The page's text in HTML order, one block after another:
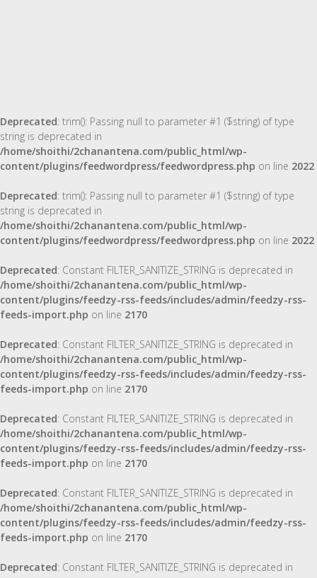
Deprecated: trim(): Passing null to parameter #1 ($string) of type
string is deprecated in
/home/shoithi/2chanantena.com/public_html/wp-
content/plugins/feedwordpress/feedwordpress.php on line 2022
Deprecated: trim(): Passing null to parameter #1 ($string) of type
string is deprecated in
/home/shoithi/2chanantena.com/public_html/wp-
content/plugins/feedwordpress/feedwordpress.php on line 2022
Deprecated: Constant FILTER_SANITIZE_STRING is deprecated in
/home/shoithi/2chanantena.com/public_html/wp-
content/plugins/feedzy-rss-feeds/includes/admin/feedzy-rss-
feeds-import.php on line 2170
Deprecated: Constant FILTER_SANITIZE_STRING is deprecated in
/home/shoithi/2chanantena.com/public_html/wp-
content/plugins/feedzy-rss-feeds/includes/admin/feedzy-rss-
feeds-import.php on line 2170
Deprecated: Constant FILTER_SANITIZE_STRING is deprecated in
/home/shoithi/2chanantena.com/public_html/wp-
content/plugins/feedzy-rss-feeds/includes/admin/feedzy-rss-
feeds-import.php on line 2170
Deprecated: Constant FILTER_SANITIZE_STRING is deprecated in
/home/shoithi/2chanantena.com/public_html/wp-
content/plugins/feedzy-rss-feeds/includes/admin/feedzy-rss-
feeds-import.php on line 2170
Deprecated: Constant FILTER_SANITIZE_STRING is deprecated in